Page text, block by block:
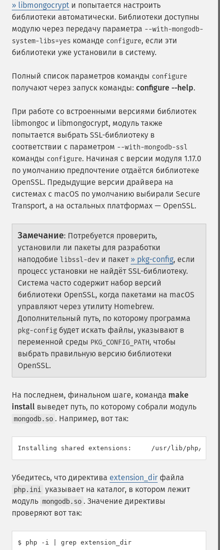
» libmongocrypt и попытается настроить
библиотеки автоматически. Библиотеки доступны
модулю через передачу параметра --with-mongodb-
system-libs=yes команде configure, если эти
библиотеки уже установили в систему.
Полный список параметров команды configure
получают через запуск команды: configure --help.
При работе со встроенными версиями библиотек
libmongoc и libmongocrypt, модуль также
попытается выбрать SSL-библиотеку в
соответствии с параметром --with-mongodb-ssl
команды configure. Начиная с версии модуля 1.17.0
по умолчанию предпочтение отдаётся библиотеке
OpenSSL. Предыдущие версии драйвера на
системах с macOS по умолчанию выбирали Secure
Transport, а на остальных платформах — OpenSSL.
Замечание: Потребуется проверить,
установили ли пакеты для разработки
наподобие libssl-dev и пакет » pkg-config, если
процесс установки не найдёт SSL-библиотеку.
Система часто содержит набор версий
библиотеки OpenSSL, когда пакетами на macOS
управляют через утилиту Homebrew.
Дополнительный путь, по которому программа
pkg-config будет искать файлы, указывают в
переменной среды PKG_CONFIG_PATH, чтобы
выбрать правильную версию библиотеки
OpenSSL.
На последнем, финальном шаге, команда make
install выведет путь, по которому собрали модуль
mongodb.so . Например, вот так:
Installing shared extensions:     /usr/lib/php/
Убедитесь, что директива extension_dir файла
php.ini
указывает на каталог, в котором лежит
модуль mongodb.so . Значение директивы
проверяют вот так:
$ php -i | grep extension_dir